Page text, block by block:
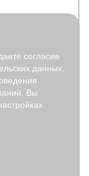
ограничиваясь)
согласие
данных,
Вы